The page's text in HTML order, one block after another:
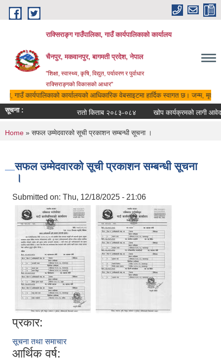
Skip to main content
राक्सिराङ्ग गाउँपालिका, गाउँ कार्यपालिकाको कार्यालय
चैनपुर, मकवानपुर, बागमती प्रदेश, नेपाल
"शिक्षा, स्वास्थ्य, कृषि, विद्युत, पर्यावरण र पुर्वाधार
राक्सिराङ्गको विकासको आधार"
गाउँ कार्यपालिकाको कार्यालयको आधिकारिक वेबसाइटमा हार्दिक स्वागत छ। जन्म,
सूचना :
रातो किताब २०८३-०८४ खोप कार्यक्रमको लागी
You are here
Home » सफल उम्मेदवारको सूची प्रकाशन सम्बन्धी सूचना ।
सफल उम्मेदवारको सूची प्रकाशन सम्बन्धी सूचना
।
Submitted on: Thu, 12/18/2025 - 21:06
प्रकार:
सूचना तथा समाचार
आर्थिक वर्ष: